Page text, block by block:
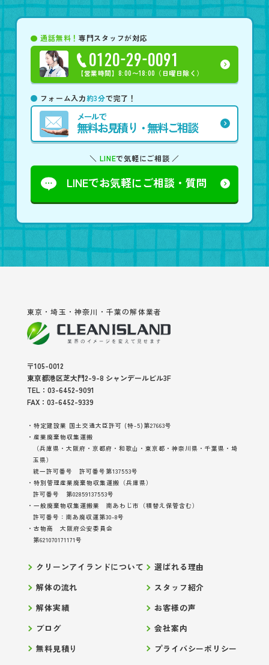
通話無料！専門スタッフが対応
0120-29-0091
【営業時間】8:00〜18:00（日曜日除く）
フォーム入力約3分で完了！
メールで
無料お見積り・無料ご相談
＼ LINEで気軽にご相談 ／
LINEでお気軽にご相談・質問
東京・埼玉・神奈川・千葉の解体業者
〒105-0012
東京都港区芝大門2-9-8 シャンデールビル3F
TEL：03-6452-9091
FAX：03-6452-9339
・特定建設業 国土交通大臣許可 (特-5)第27663号
・産業廃棄物収集運搬
（兵庫県・大阪府・京都府・和歌山・東京都・神奈川県・千葉県・埼
玉県）
統一許可番号 許可番号第137553号
・特別管理産業廃棄物収集運搬（兵庫県）
許可番号 第02859137553号
・一般廃棄物収集運搬業 南あわじ市（積替え保管含む）
許可番号：南あ廃収運第30-8号
・古物商 大阪府公安委員会
第621070171171号
クリーンアイランドについて
選ばれる理由
解体の流れ
スタッフ紹介
解体実績
お客様の声
ブログ
会社案内
無料見積り
プライバシーポリシー